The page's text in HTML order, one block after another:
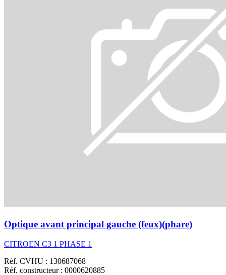
Optique avant principal gauche (feux)(phare)
CITROEN C3 1 PHASE 1
Réf. CVHU : 130687068
Réf. constructeur : 0000620885